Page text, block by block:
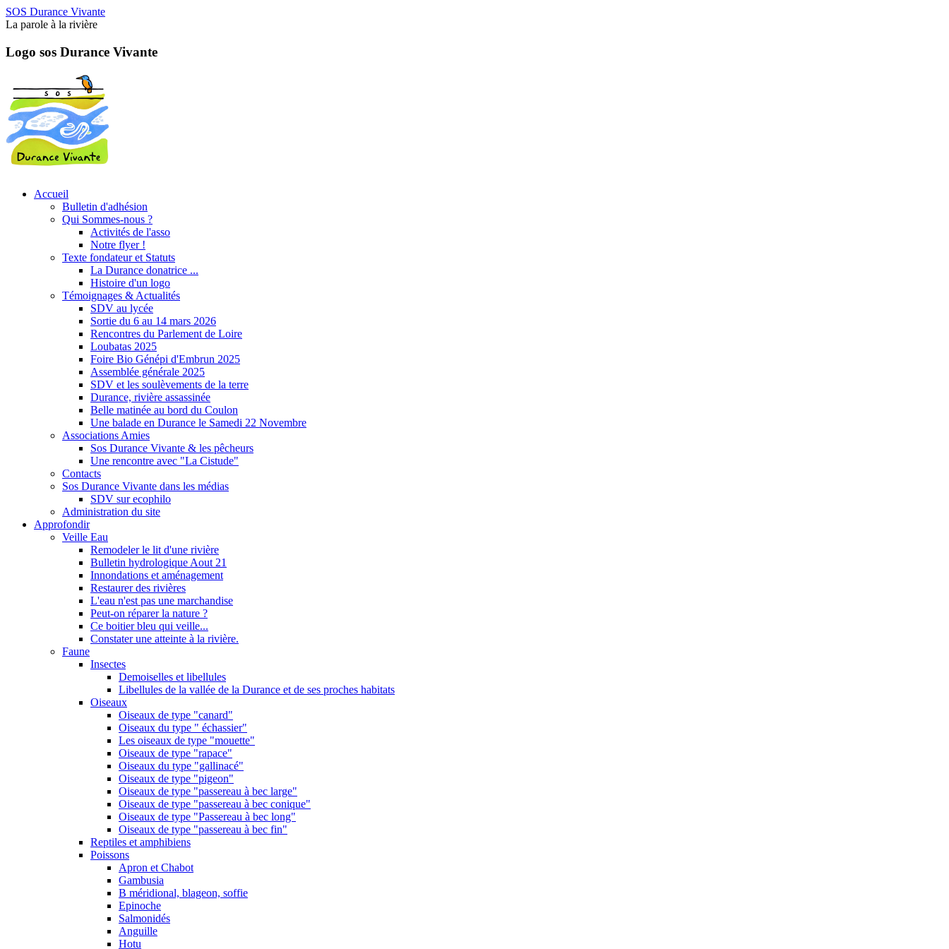
SOS Durance Vivante
La parole à la rivière
Logo sos Durance Vivante
Accueil
Bulletin d'adhésion
Qui Sommes-nous ?
Activités de l'asso
Notre flyer !
Texte fondateur et Statuts
La Durance donatrice ...
Histoire d'un logo
Témoignages & Actualités
SDV au lycée
Sortie du 6 au 14 mars 2026
Rencontres du Parlement de Loire
Loubatas 2025
Foire Bio Génépi d'Embrun 2025
Assemblée générale 2025
SDV et les soulèvements de la terre
Durance, rivière assassinée
Belle matinée au bord du Coulon
Une balade en Durance le Samedi 22 Novembre
Associations Amies
Sos Durance Vivante & les pêcheurs
Une rencontre avec "La Cistude"
Contacts
Sos Durance Vivante dans les médias
SDV sur ecophilo
Administration du site
Approfondir
Veille Eau
Remodeler le lit d'une rivière
Bulletin hydrologique Aout 21
Innondations et aménagement
Restaurer des rivières
L'eau n'est pas une marchandise
Peut-on réparer la nature ?
Ce boitier bleu qui veille...
Constater une atteinte à la rivière.
Faune
Insectes
Demoiselles et libellules
Libellules de la vallée de la Durance et de ses proches habitats
Oiseaux
Oiseaux de type "canard"
Oiseaux du type " échassier"
Les oiseaux de type "mouette"
Oiseaux de type "rapace"
Oiseaux du type "gallinacé"
Oiseaux de type "pigeon"
Oiseaux de type "passereau à bec large"
Oiseaux de type "passereau à bec conique"
Oiseaux de type "Passereau à bec long"
Oiseaux de type "passereau à bec fin"
Reptiles et amphibiens
Poissons
Apron et Chabot
Gambusia
B méridional, blageon, soffie
Epinoche
Salmonidés
Anguille
Hotu